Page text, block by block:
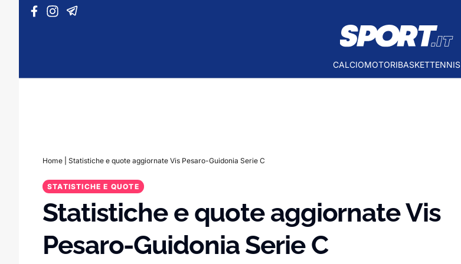
Vai al contenuto
CALCIOMOTORIBASKETTENNIS
Home Statistiche e quote aggiornate Vis Pesaro-Guidonia Serie C
STATISTICHE E QUOTE
Statistiche e quote aggiornate Vis
Pesaro-Guidonia Serie C